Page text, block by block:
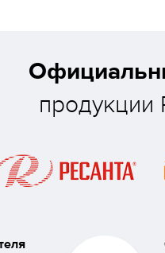
продукции